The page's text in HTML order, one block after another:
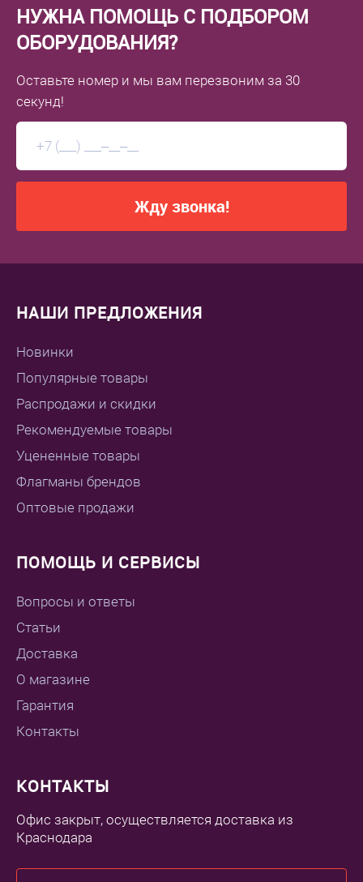
НУЖНА ПОМОЩЬ С ПОДБОРОМ
ОБОРУДОВАНИЯ?
Оставьте номер и мы вам перезвоним за 30
секунд!
Жду звонка!
НАШИ ПРЕДЛОЖЕНИЯ
Новинки
Популярные товары
Распродажи и скидки
Рекомендуемые товары
Уцененные товары
Флагманы брендов
Оптовые продажи
ПОМОЩЬ И СЕРВИСЫ
Вопросы и ответы
Статьи
Доставка
О магазине
Гарантия
Контакты
КОНТАКТЫ
Офис закрыт, осуществляется доставка из
Краснодара